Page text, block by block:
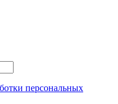
персональных